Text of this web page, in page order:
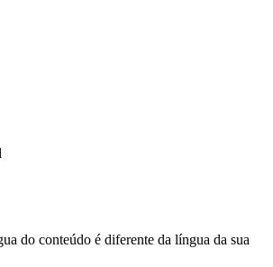
do conteúdo é diferente da língua da sua